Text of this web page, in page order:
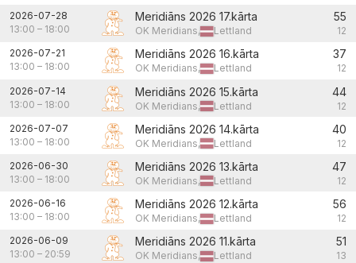
2026-07-28
13:00 – 18:00
Meridiāns 2026 17.kārta
OK Meridians, Lettland
55
12
2026-07-21
13:00 – 18:00
Meridiāns 2026 16.kārta
OK Meridians, Lettland
37
12
2026-07-14
13:00 – 18:00
Meridiāns 2026 15.kārta
OK Meridians, Lettland
44
12
2026-07-07
13:00 – 18:00
Meridiāns 2026 14.kārta
OK Meridians, Lettland
40
12
2026-06-30
13:00 – 18:00
Meridiāns 2026 13.kārta
OK Meridians, Lettland
47
12
2026-06-16
13:00 – 18:00
Meridiāns 2026 12.kārta
OK Meridians, Lettland
56
12
2026-06-09
13:00 – 20:59
Meridiāns 2026 11.kārta
OK Meridians, Lettland
51
13